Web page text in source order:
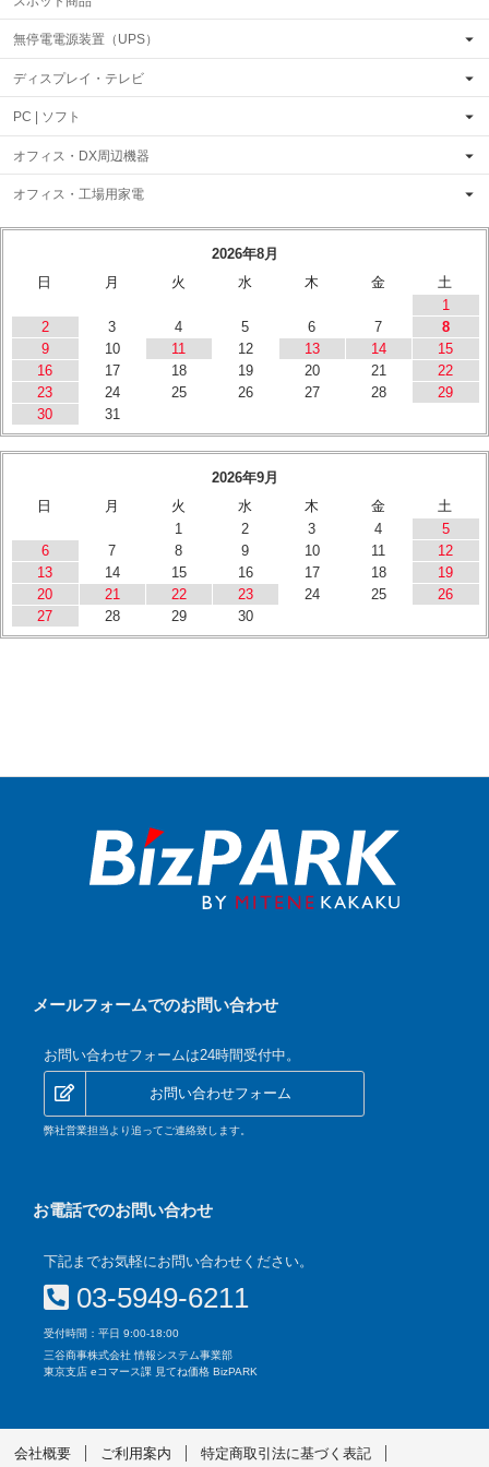
無停電電源装置（UPS）
ディスプレイ・テレビ
PC | ソフト
オフィス・DX周辺機器
オフィス・工場用家電
2026年8月
日
月 火 水 木 金
土
1
2
3 4 5 6 7
8
9
10 11 12 13 14
15
16
17 18 19 20 21
22
23
24 25 26 27 28
29
30
31
2026年9月
日
月 火 水 木 金
土
1
2 3 4
5
6
7 8 9 10 11
12
13
14 15 16 17 18
19
20
21 22 23 24 25
26
27
28 29 30
メールフォームでのお問い合わせ
お問い合わせフォームは24時間受付中。
お問い合わせフォーム
弊社営業担当より追ってご連絡致します。
お電話でのお問い合わせ
下記までお気軽にお問い合わせください。
03-5949-6211
受付時間：平日 9:00-18:00
三谷商事株式会社 情報システム事業部
東京支店 eコマース課 見てね価格 BizPARK
会社概要 ご利用案内 特定商取引法に基づく表記